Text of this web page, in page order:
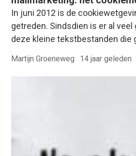
In juni 2012 is de
getreden. Sindsdien is er al
deze kleine tekstbestanden die
Martijn Groeneweg · 14 jaar geleden